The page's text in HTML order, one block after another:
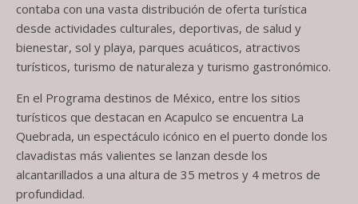
contaba con una vasta distribución de oferta turística
desde actividades culturales, deportivas, de salud y
bienestar, sol y playa, parques acuáticos, atractivos
turísticos, turismo de naturaleza y turismo gastronómico.
En el Programa destinos de México, entre los sitios
turísticos que destacan en Acapulco se encuentra La
Quebrada, un espectáculo icónico en el puerto donde los
clavadistas más valientes se lanzan desde los
alcantarillados a una altura de 35 metros y 4 metros de
profundidad.